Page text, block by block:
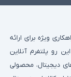
ویژه برای ارائه
رو پلتفرم آنلاین
دیجیتال، محصولی